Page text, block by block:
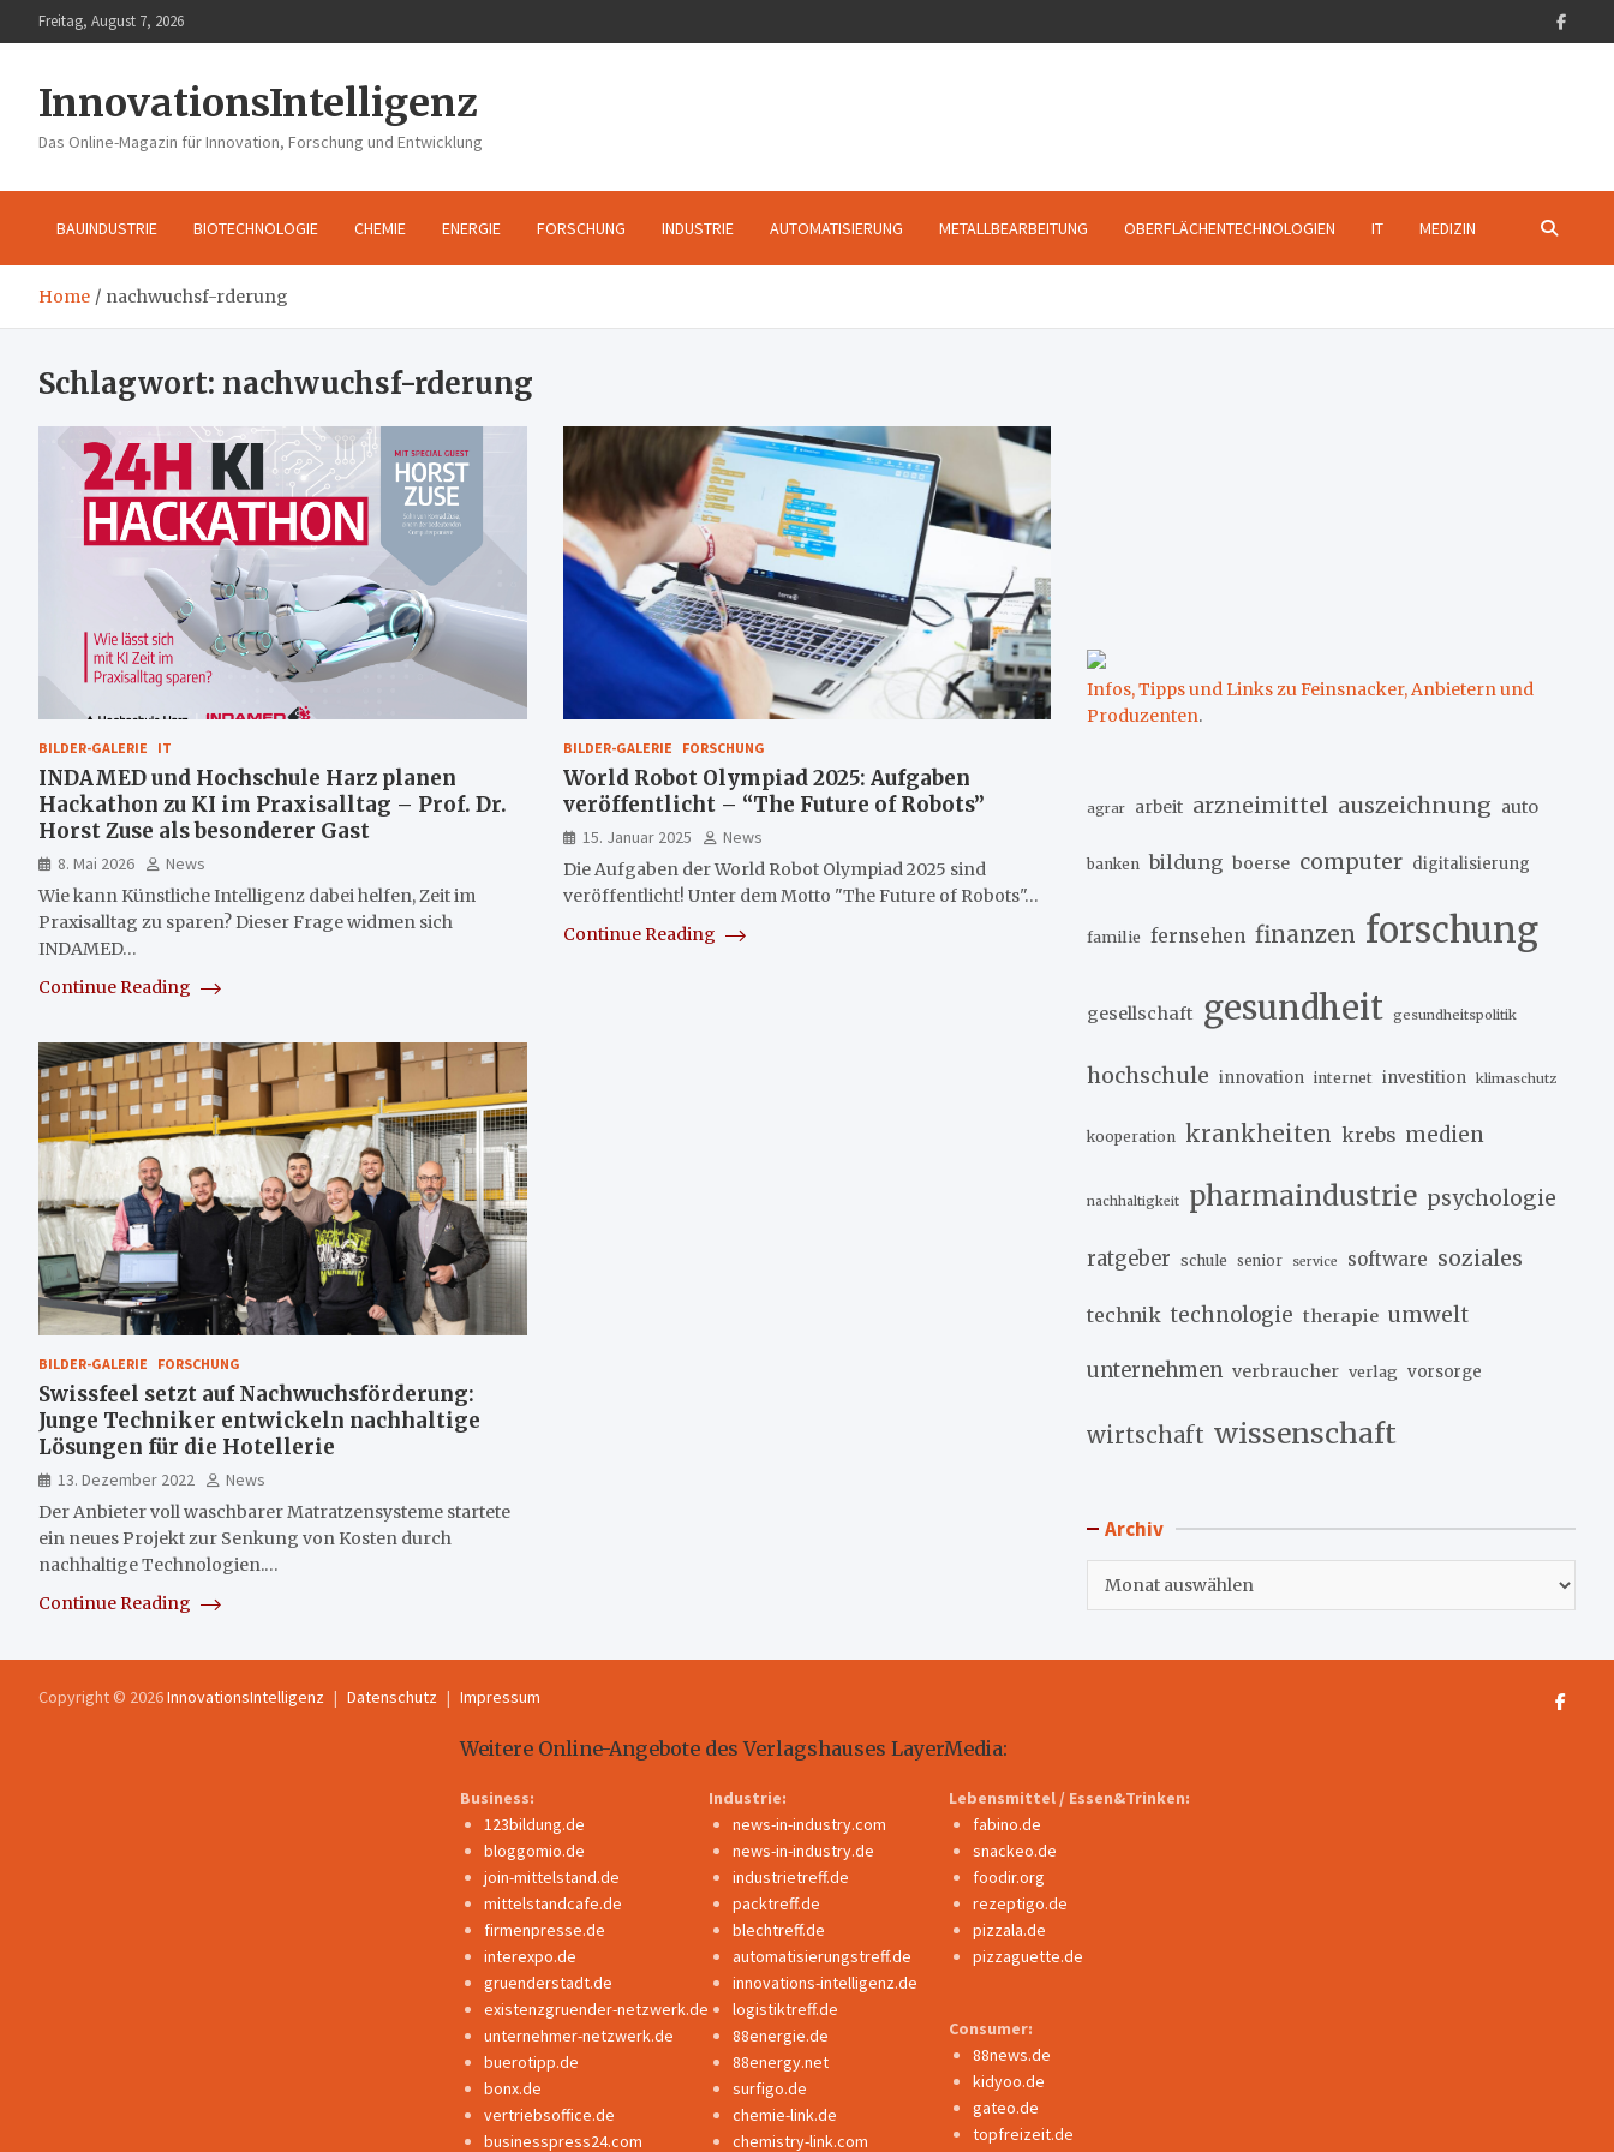
to
Freitag, August 7, 2026
InnovationsIntelligenz
Das Online-Magazin für Innovation, Forschung und Entwicklung
BAUINDUSTRIE BIOTECHNOLOGIE CHEMIE ENERGIE FORSCHUNG INDUSTRIE AUTOMATISIERUNG METALLBEARBEITUNG OBERFLÄCHENTECHNOLOGIEN IT MEDIZIN
Home nachwuchsf-rderung
Schlagwort: nachwuchsf-rderung
BILDER-GALERIE IT
INDAMED und Hochschule Harz planen
Hackathon zu KI im Praxisalltag – Prof. Dr.
Horst Zuse als besonderer Gast
8. Mai 2026
News
Wie kann Künstliche Intelligenz dabei helfen, Zeit im
Praxisalltag zu sparen? Dieser Frage widmen sich
INDAMED…
Continue Reading
BILDER-GALERIE FORSCHUNG
World Robot Olympiad 2025: Aufgaben
veröffentlicht – “The Future of Robots”
15. Januar 2025
News
Die Aufgaben der World Robot Olympiad 2025 sind
veröffentlicht! Unter dem Motto "The Future of Robots"…
Continue Reading
BILDER-GALERIE FORSCHUNG
Swissfeel setzt auf Nachwuchsförderung:
Junge Techniker entwickeln nachhaltige
Lösungen für die Hotellerie
13. Dezember 2022
News
Der Anbieter voll waschbarer Matratzensysteme startete
ein neues Projekt zur Senkung von Kosten durch
nachhaltige Technologien.…
Continue Reading
Infos, Tipps und Links zu Feinsnacker, Anbietern und
Produzenten.
agrar arbeit arzneimittel auszeichnung auto
banken bildung boerse computer digitalisierung
familie fernsehen finanzen forschung
gesellschaft gesundheit gesundheitspolitik
hochschule innovation internet investition klimaschutz
kooperation krankheiten krebs medien
nachhaltigkeit pharmaindustrie psychologie
ratgeber schule senior service software soziales
technik technologie therapie umwelt
unternehmen verbraucher verlag vorsorge
wirtschaft wissenschaft
Archiv
Copyright © 2026InnovationsIntelligenz Datenschutz Impressum
Weitere Online-Angebote des Verlagshauses LayerMedia:
Business:
123bildung.de
bloggomio.de
join-mittelstand.de
mittelstandcafe.de
firmenpresse.de
interexpo.de
gruenderstadt.de
existenzgruender-netzwerk.de
unternehmer-netzwerk.de
buerotipp.de
bonx.de
vertriebsoffice.de
businesspress24.com
Industrie:
news-in-industry.com
news-in-industry.de
industrietreff.de
packtreff.de
blechtreff.de
automatisierungstreff.de
innovations-intelligenz.de
logistiktreff.de
88energie.de
88energy.net
surfigo.de
chemie-link.de
chemistry-link.com
Lebensmittel / Essen&Trinken:
fabino.de
snackeo.de
foodir.org
rezeptigo.de
pizzala.de
pizzaguette.de
Consumer:
88news.de
kidyoo.de
gateo.de
topfreizeit.de